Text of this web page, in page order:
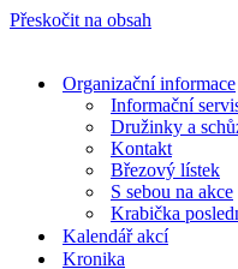
Přeskočit na obsah
Organizační informace
Informační
Družinky a
Kontakt
Březový lístek
S sebou na akce
Krabička
Kalendář akcí
Kronika